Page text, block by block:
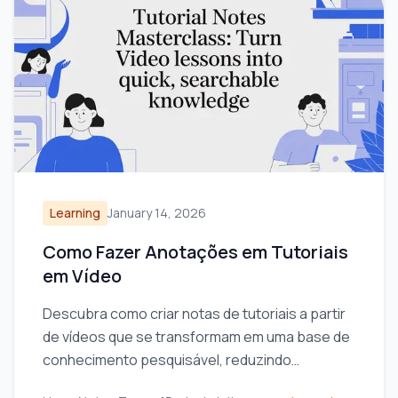
Learning January 14, 2026
Como Fazer Anotações em Tutoriais
em Vídeo
Descubra como criar notas de tutoriais a partir
de vídeos que se transformam em uma base de
conhecimento pesquisável, reduzindo